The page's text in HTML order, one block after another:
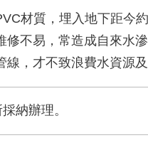
材質，埋入地下距今
修不易，常造成自來水
線，才不致浪費水資源
納辦理。